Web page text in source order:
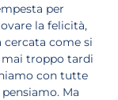
per
la felicità,
cercata come si
mai troppo tardi
con tutte
Ma